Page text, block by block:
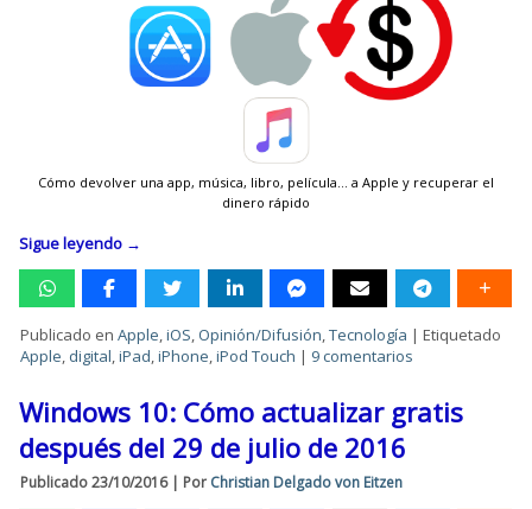
Cómo devolver una app, música, libro, película… a Apple y recuperar el
dinero rápido
Sigue leyendo →
Publicado en Apple,iOS, Opinión/Difusión,Tecnología |Etiquetado
Apple, digital,iPad,iPhone,iPod Touch | 9 comentarios
Windows 10: Cómo actualizar gratis
después del 29 de julio de 2016
Publicado 23/10/2016| Por Christian Delgado von Eitzen